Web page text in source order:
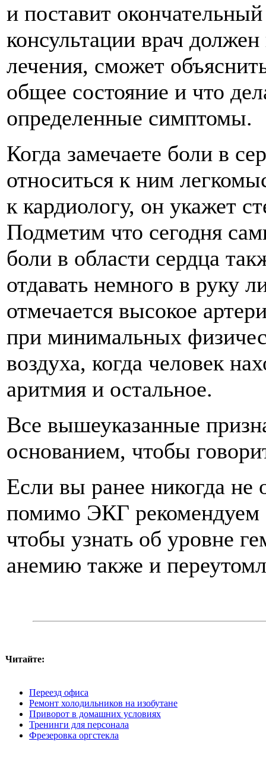
и поставит
консультации врач
лечения, сможет
общее состояние и что
определенные симптомы.
Когда замечаете боли в
относиться к ним
к кардиологу, он укажет
Подметим что сегодня
боли в области сердца
отдавать немного в руку
отмечается высокое
при минимальных
воздуха, когда человек
аритмия и остальное.
Все вышеуказанные
основанием, чтобы
Если вы ранее никогда не
помимо ЭКГ рекомендуем
чтобы узнать об уровне
анемию также и
Читайте:
Переезд офиса
Ремонт холодильников на изобутане
Приворот в домашних условиях
Тренинги для персонала
Фрезеровка оргстекла